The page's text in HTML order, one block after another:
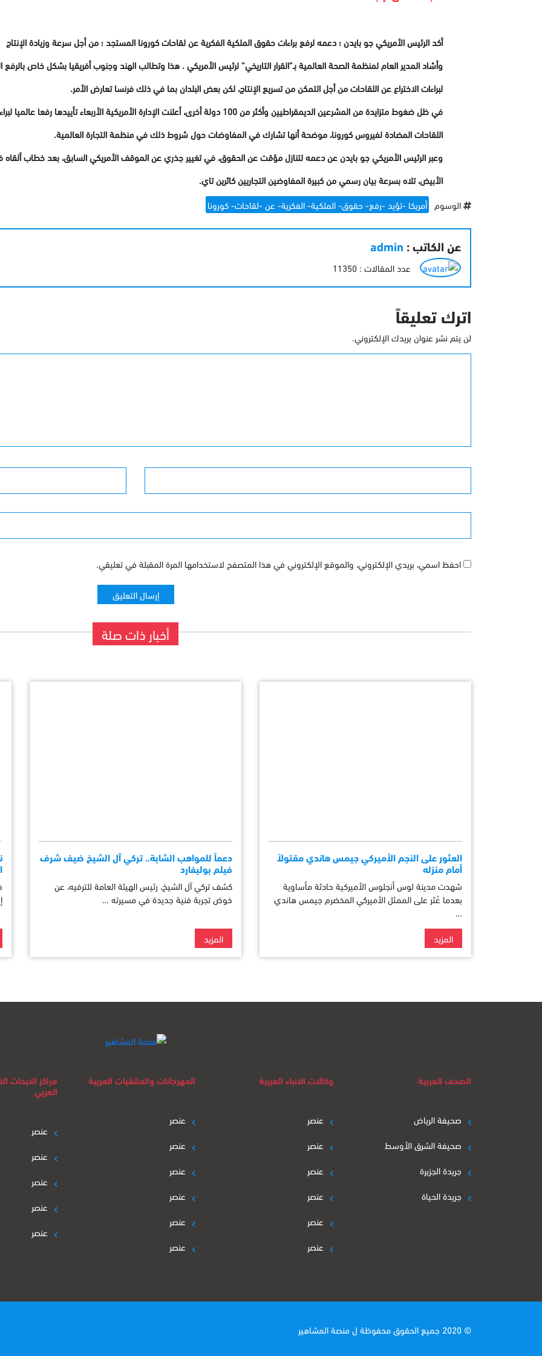
أكد الرئيس الأمريكي جو بايدن ؛ دعمه لرفع براءات حقوق الملكية الفكرية عن لقاحات كورونا المستجد ؛ من أجل سرعة وزيادة الإنتاج
وأشاد المدير العام لمنظمة الصحة العالمية بـ”القرار التاريخي” لرئيس الأمريكي . هذا وتطالب الهند وجنوب أفريقيا بشكل خاص
لبراءات الاختراع عن اللقاحات من أجل التمكن من تسريع الإنتاج، لكن بعض البلدان بما في ذلك فرنسا تعارض الأمر.
في ظل ضغوط متزايدة من المشرعين الديمقراطيين وأكثر من 100 دولة أخرى، أعلنت الإدارة الأمريكية الأربعاء تأييدها رفعا عالميا لبراءات اختراع
اللقاحات المضادة لفيروس كورونا، موضحة أنها تشارك في المفاوضات حول شروط ذلك في منظمة التجارة العالمية.
وعبر الرئيس الأمريكي جو بايدن عن دعمه لتنازل مؤقت عن الحقوق، في تغيير جذري عن الموقف الأمريكي السابق، بعد خطاب ألقاه
الأبيض، تلاه بسرعة بيان رسمي من كبيرة المفاوضين التجاريين كاثرين تاي.
الوسوم أمريكا -تؤيد -رفع- حقوق- الملكية- الفكرية- عن -لقاحات- كورونا
عن الكاتب : admin
عدد المقالات : 11350
اترك تعليقاً
لن يتم نشر عنوان بريدك الإلكتروني.
احفظ اسمي، بريدي الإلكتروني، والموقع الإلكتروني في هذا المتصفح لاستخدامها المرة المقبلة في تعليقي.
أخبار ذات صلة
العثور على النجم الأميركي جيمس هاندي مقتولاً
أمام منزله
شهدت مدينة لوس أنجلوس الأميركية حادثة مأساوية
بعدما عُثر على الممثل الأميركي المخضرم جيمس هاندي
…
المزيد
دعماً للمواهب الشابة.. تركي آل الشيخ ضيف شرف
فيلم بوليفارد
كشف تركي آل الشيخ، رئيس الهيئة العامة للترفيه، عن
خوض تجربة فنية جديدة في مسيرته …
المزيد
الصحف العربية
صحيفة الرياض
صحيفة الشرق الأوسط
جريدة الجزيرة
جريدة الحياة
وكالات الانباء العربية
عنصر
عنصر
عنصر
عنصر
عنصر
عنصر
المهرجانات والملتقيات العربية
عنصر
عنصر
عنصر
عنصر
عنصر
عنصر
مراكز الابحاث
العربي
عنصر
عنصر
عنصر
عنصر
عنصر
© 2020 جميع الحقوق محفوظة ل منصة المشاهير